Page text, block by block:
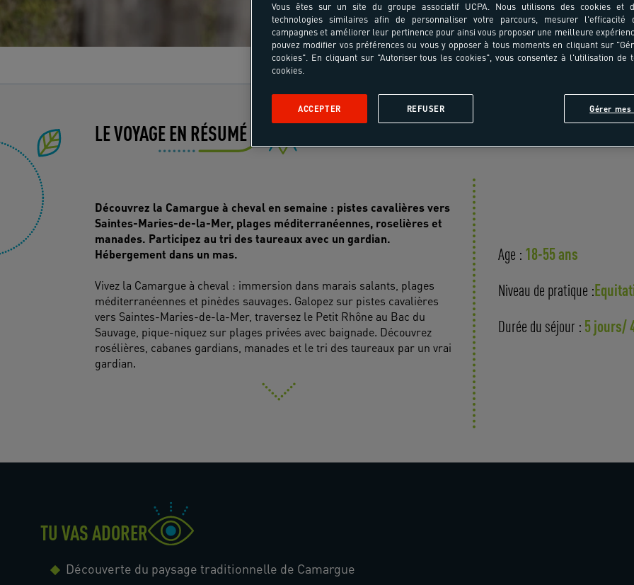
Le voyage En images Jour après jour Infos pratiques
LE VOYAGE EN RÉSUMÉ
Découvrez la Camargue à cheval en semaine : pistes cavalières vers
Saintes-Maries-de-la-Mer, plages méditerranéennes, roselières et
manades. Participez au tri des taureaux avec un gardian.
Hébergement dans un mas.
Vivez la Camargue à cheval : immersion dans marais salants, plages
méditerranéennes et pinèdes sauvages. Galopez sur pistes cavalières
vers Saintes-Maries-de-la-Mer, traversez le Petit Rhône au Bac du
Sauvage, pique-niquez sur plages privées avec baignade. Découvrez
rosélières, cabanes gardians, manades et le tri des taureaux par un vrai
gardian.
Age : 18-55 ans
Niveau de pratique :
Durée du séjour : 5 jours/
TU VAS ADORER
Découverte du paysage traditionnelle de Camargue
Vous êtes sur un site du groupe associatif UCPA. Nous utilisons des cookies et
technologies similaires afin de personnaliser votre parcours, mesurer l'efficacité
campagnes et améliorer leur pertinence pour ainsi vous proposer une meilleure
pouvez modifier vos préférences ou vous y opposer à tous moments en cliquant sur
cookies". En cliquant sur "Autoriser tous les cookies", vous consentez à l'utilisation de
cookies.
Gérer mes
REFUSER
ACCEPTER